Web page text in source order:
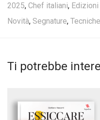
2025, Chef italiani,
Novità, Segnature,
Ti potrebbe